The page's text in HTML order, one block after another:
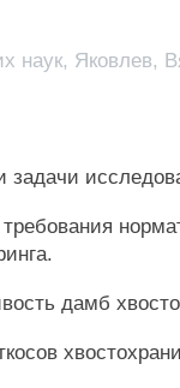
наук, Яковлев,
задачи
дамб